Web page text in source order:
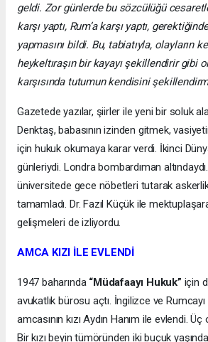
geldi. Zor günlerde bu sözcülüğü
karşı yaptı, Rum’a karşı yaptı,
yapmasını bildi. Bu, tabiatıyla, olayların
heykeltıraşın bir kayayı şekillendirir gibi
karşısında tutumun kendisini
Gazetede yazılar, şiirler ile yeni bir soluk
Denktaş, babasının izinden gitmek,
için hukuk okumaya karar verdi. İkinci Dünya
günleriydi. Londra bombardıman
üniversitede gece nöbetleri tutarak
tamamladı. Dr. Fazıl Küçük ile
gelişmeleri de izliyordu.
AMCA KIZI İLE EVLENDİ
1947 baharında “Müdafaayı Hukuk” için
avukatlık bürosu açtı. İngilizce ve
amcasının kızı Aydın Hanım ile evlendi.
Bir kızı beyin tümöründen iki buçuk